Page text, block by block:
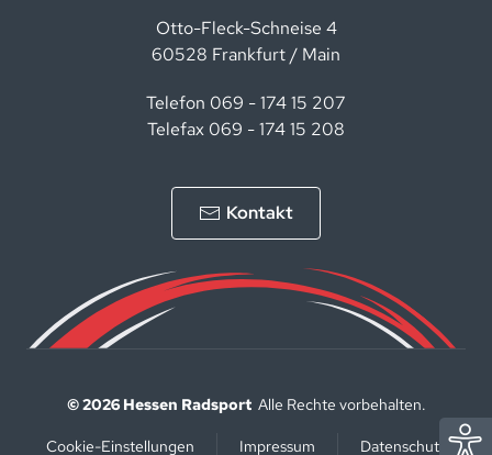
Otto-Fleck-Schneise 4
60528 Frankfurt / Main
Telefon 069 - 174 15 207
Telefax 069 - 174 15 208
Kontakt
©2026 Hessen RadsportAlle Rechte vorbehalten.
Cookie-Einstellungen Impressum Datenschutz